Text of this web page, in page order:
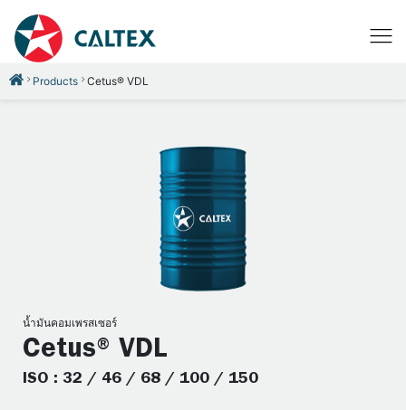
Products Cetus® VDL
น้ำมันคอมเพรสเซอร์
Cetus® VDL
ISO : 32 / 46 / 68 / 100 / 150